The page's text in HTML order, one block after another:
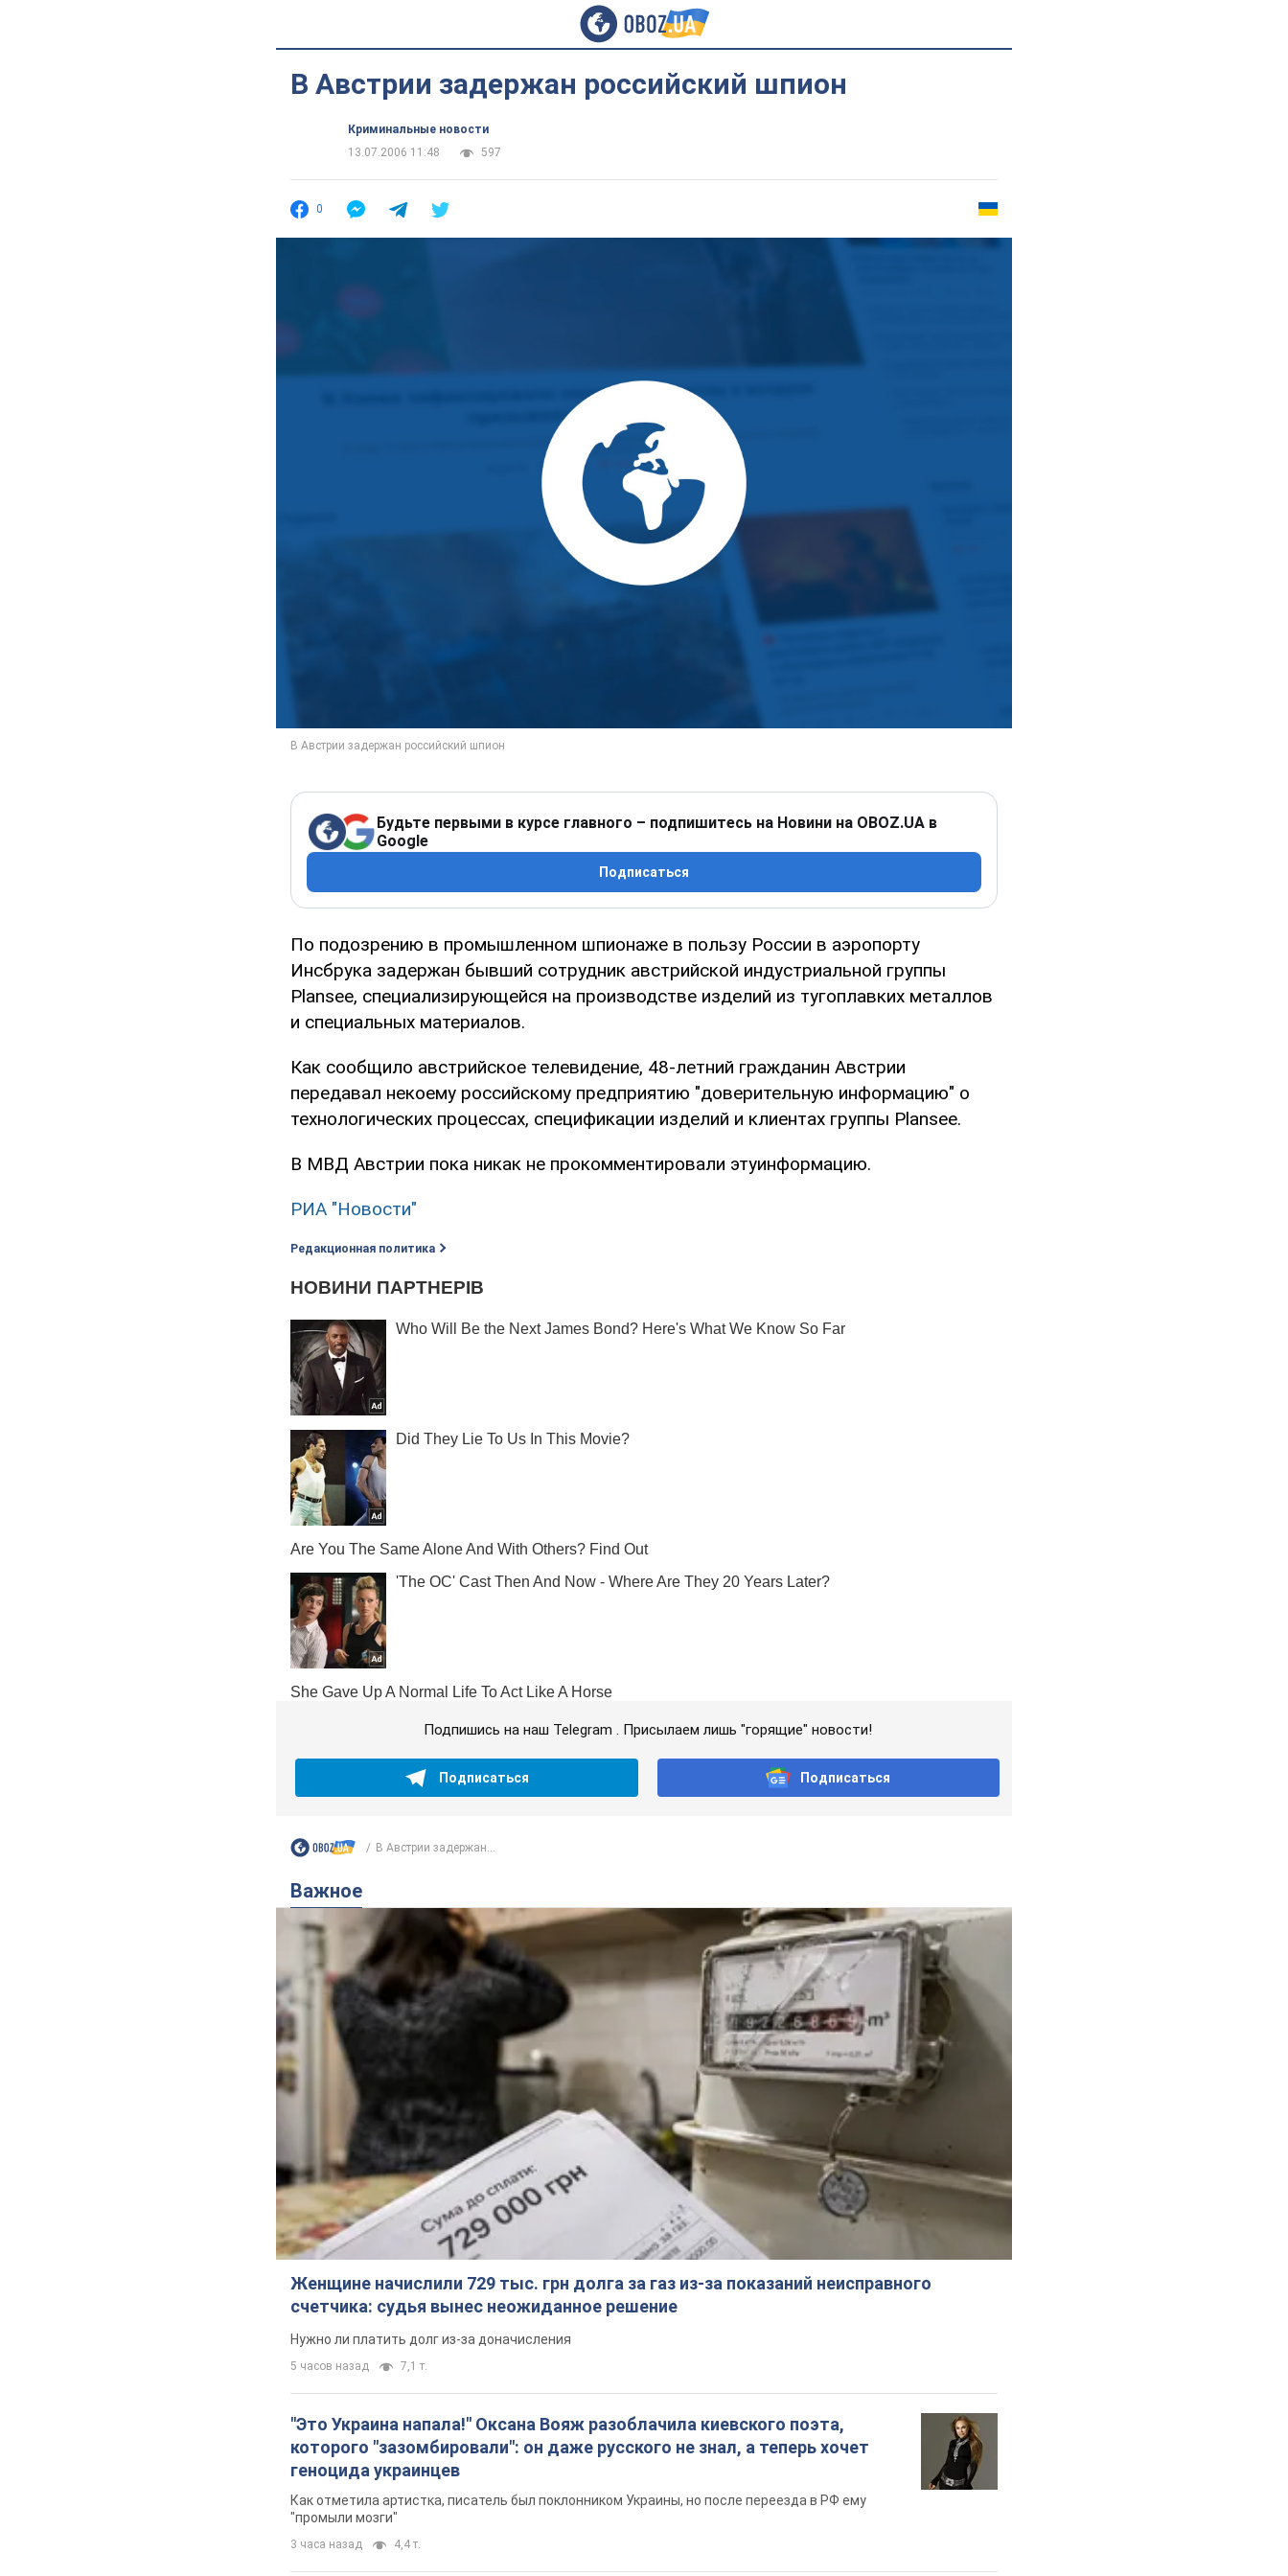
В Австрии задержан российский шпион
Криминальные новости
13.07.2006 11:48
597
0
Будьте первыми в курсе главного – подпишитесь на Новини на OBOZ.UA в
Google
Подписаться
По подозрению в промышленном шпионаже в пользу России в аэропорту
Инсбрука задержан бывший сотрудник австрийской индустриальной группы
Plansee, специализирующейся на производстве изделий из тугоплавких металлов
и специальных материалов.
Как сообщило австрийское телевидение, 48-летний гражданин Австрии
передавал некоему российскому предприятию "доверительную информацию" о
технологических процессах, спецификации изделий и клиентах группы Plansee.
В МВД Австрии пока никак не прокомментировали этуинформацию.
РИА "Новости"
Редакционная политика
Подпишись на наш Telegram . Присылаем лишь "горящие" новости!
Подписаться Подписаться
В Австрии задержан...
Важное
Женщине начислили 729 тыс. грн долга за газ из-за показаний неисправного
счетчика: судья вынес неожиданное решение
Нужно ли платить долг из-за доначисления
5 часов назад 7,1 т.
"Это Украина напала!" Оксана Вояж разоблачила киевского поэта,
которого "зазомбировали": он даже русского не знал, а теперь хочет
геноцида украинцев
Как отметила артистка, писатель был поклонником Украины, но после переезда в РФ ему
"промыли мозги"
3 часа назад 4,4 т.